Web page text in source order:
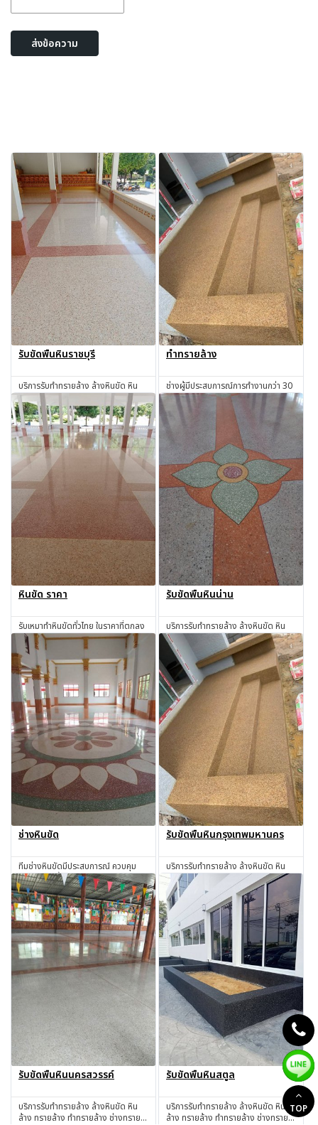
ส่งข้อความ
รับขัดพื้นหินราชบุรี
บริการรับทำทรายล้าง ล้างหินขัด หิน
ล้าง ทรายล้าง ทำทรายล้าง ช่างทราย
ล้าง ช่างหินขัด รับทำหินขัด รับทำหิน
อ่อน รับเหมาทำทรายล้าง โดยช่างผู้มี
ประสบการณ์มากกว่า 30 ปี ราชบุรี
สอบถาม
ทำทรายล้าง
ช่างผู้มีประสบการณ์การทำงานกว่า 30
ปี ช่างดี งานดี งานมีคุณภาพ
สอบถาม
หินขัด ราคา
รับเหมาทำหินขัดทั่วไทย ในราคาที่ตกลง
กันได้
สอบถาม
รับขัดพื้นหินน่าน
บริการรับทำทรายล้าง ล้างหินขัด หิน
ล้าง ทรายล้าง ทำทรายล้าง ช่างทราย
ล้าง ช่างหินขัด รับทำหินขัด รับทำหิน
อ่อน รับเหมาทำทรายล้าง โดยช่างผู้มี
ประสบการณ์มากกว่า 30 ปี น่าน
สอบถาม
ช่างหินขัด
ทีมช่างหินขัดมีประสบการณ์ ควบคุม
คุณภาพทุกขั้นตอนการทำงาน
สอบถาม
รับขัดพื้นหินกรุงเทพมหานคร
บริการรับทำทรายล้าง ล้างหินขัด หิน
ล้าง ทรายล้าง ทำทรายล้าง ช่างทราย
ล้าง ช่างหินขัด รับทำหินขัด รับทำหิน
อ่อน รับเหมาทำทรายล้าง โดยช่างผู้มี
ประสบการณ์มากกว่า 30 ปี
กรุงเทพมหานคร
สอบถาม
รับขัดพื้นหินนครสวรรค์
บริการรับทำทรายล้าง ล้างหินขัด หิน
ล้าง ทรายล้าง ทำทรายล้าง ช่างทราย
รับขัดพื้นหินสตูล
บริการรับทำทรายล้าง ล้างหินขัด หิน
ล้าง ทรายล้าง ทำทรายล้าง ช่างทราย
TOP